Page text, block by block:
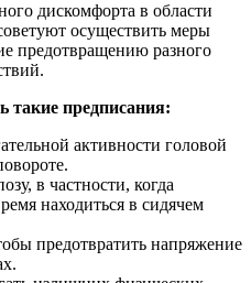
дискомфорта в области
осуществить меры
предотвращению разного
такие предписания:
активности головой
в частности, когда
находиться в сидячем
предотвратить напряжение